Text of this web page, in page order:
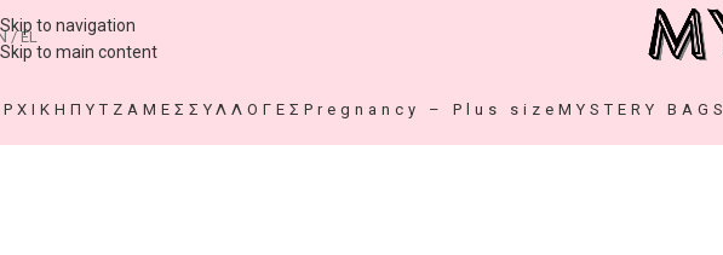
Skip to navigation
Skip to main content
/ EL
ΠΥΤΖΑΜΕΣ ΣΥΛΛΟΓΕΣ Pregnancy – Plus size MYSTERY BAGS